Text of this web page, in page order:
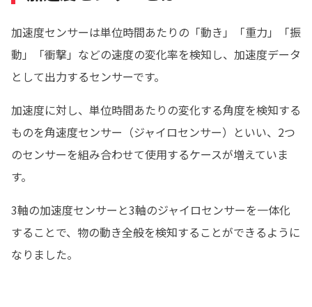
加速度センサーは単位時間あたりの「動き」「重力」「振
動」「衝撃」などの速度の変化率を検知し、加速度データ
として出力するセンサーです。
加速度に対し、単位時間あたりの変化する角度を検知する
ものを角速度センサー（ジャイロセンサー）といい、2つ
のセンサーを組み合わせて使用するケースが増えていま
す。
3軸の加速度センサーと3軸のジャイロセンサーを一体化
することで、物の動き全般を検知することができるように
なりました。